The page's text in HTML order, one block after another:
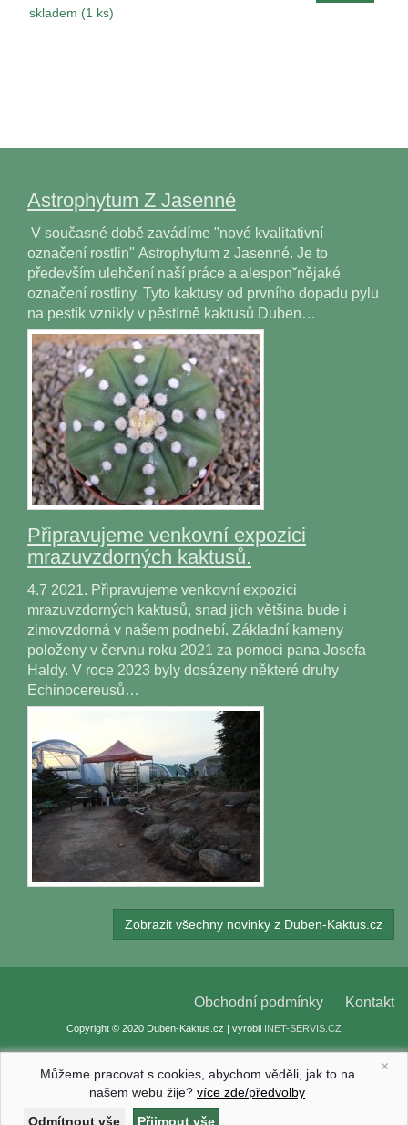
skladem (1 ks)
Astrophytum Z Jasenné
V současné době zavádíme "nové kvalitativní
označení rostlin" Astrophytum z Jasenné. Je to
především ulehčení naší práce a alesponˇnějaké
označení rostliny. Tyto kaktusy od prvního dopadu pylu
na pestík vznikly v pěstírně kaktusů Duben…
Připravujeme venkovní expozici
mrazuvzdorných kaktusů.
4.7 2021. Připravujeme venkovní expozici
mrazuvzdorných kaktusů, snad jich většina bude i
zimovzdorná v našem podnebí. Základní kameny
položeny v červnu roku 2021 za pomoci pana Josefa
Haldy. V roce 2023 byly dosázeny některé druhy
Echinocereusů…
Zobrazit všechny novinky z Duben-Kaktus.cz
Obchodní podmínky Kontakt
Copyright © 2020 Duben-Kaktus.cz | vyrobil INET-SERVIS.CZ
×
Můžeme pracovat s cookies, abychom věděli, jak to na
našem webu žije? více zde/předvolby